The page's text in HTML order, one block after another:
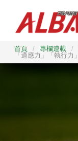
首頁 / 專欄連載 /
「適應力」「執行力」